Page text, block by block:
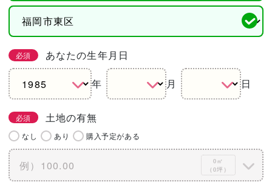
必須 あなたの生年月日
年 月 日
必須 土地の有無
なし あり 購入予定がある
0㎡
（0坪）